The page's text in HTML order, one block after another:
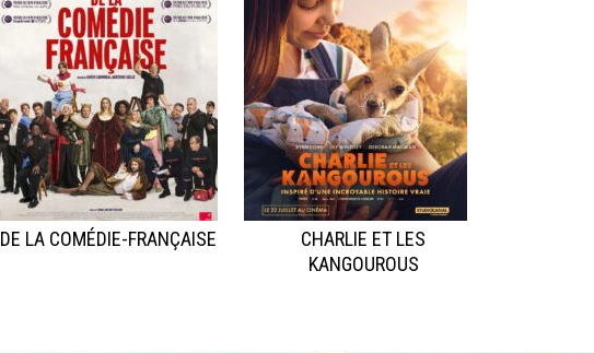
DE LA COMÉDIE-FRANÇAISE
CHARLIE ET LES
KANGOUROUS